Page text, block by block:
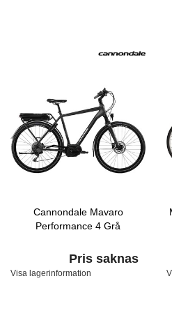
Cannondale Mavaro
Performance 4 Grå
Pris saknas
Visa lagerinformation